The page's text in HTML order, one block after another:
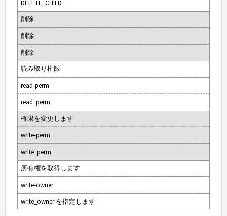
DELETE_CHILD
削除
削除
削除
読み取り権限
read-perm
read_perm
権限を変更します
write-perm
write_perm
所有権を取得します
write-owner
write_owner を指定します